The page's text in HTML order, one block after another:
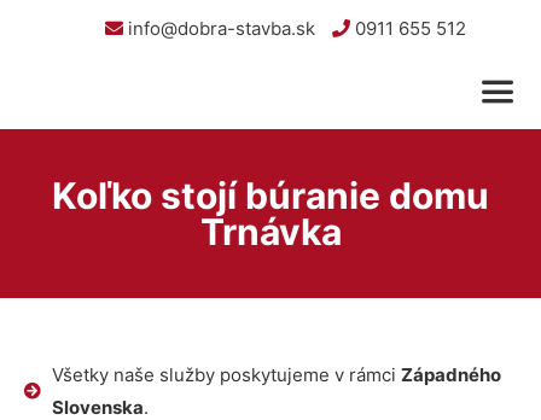
info@dobra-stavba.sk 0911 655 512
Koľko stojí búranie domu
Trnávka
Všetky naše služby poskytujeme v rámci Západného
Slovenska.